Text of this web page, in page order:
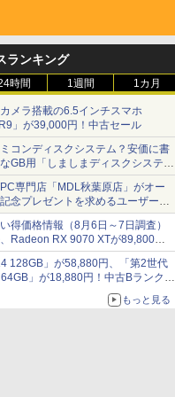
ランキング
時間 1週間 1カ月
メラ搭載の6.5インチスマホ
R9」が39,000円！中古セール
コンディスクシステム？安価に書
GB用「しましまディスクシステ
専門店「MDL秋葉原店」がオー
念プレゼントを求めるユーザーが
の列に
得価格情報（8月6日～7日調査）
Radeon RX 9070 XTが89,800
数24.8kHz対応の17型モニターが
さ指数連動セール ほか
128GB」が58,880円、「第2世代
」が18,880円！中古Bランク品
もっと見る